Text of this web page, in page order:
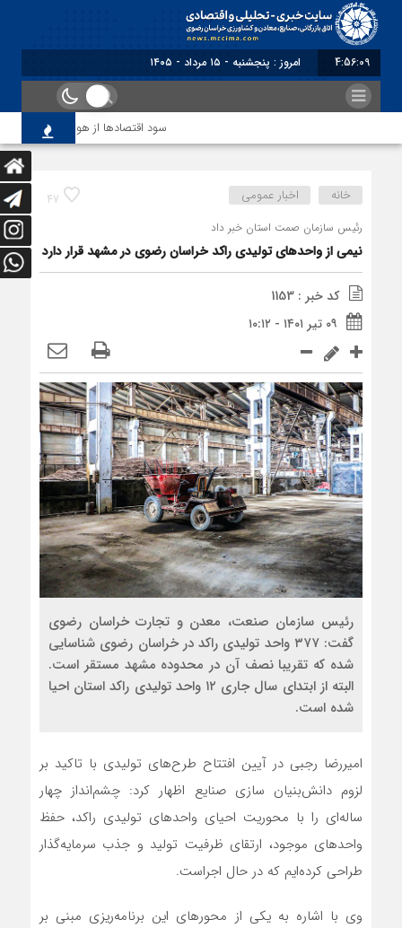
4:56:10 برابر با : Thurs
سود اقتصاد‌ها از هوش مصنوعی
47 خانه اخبار عمومی
رئیس سازمان صمت استان خبر داد
نیمی از واحدهای تولیدی راکد خراسان رضوی در مشهد قرار دارد
کد خبر : 1153
۰۹ تیر ۱۴۰۱ - ۱۰:۱۲
رئیس سازمان صنعت، معدن و تجارت خراسان رضوی
گفت: ۳۷۷ واحد تولیدی راکد در خراسان رضوی شناسایی
شده که تقریبا نصف آن‌ در محدوده مشهد مستقر است.
البته از ابتدای سال جاری ۱۲ واحد تولیدی راکد استان احیا
شده است.
امیررضا رجبی در آیین افتتاح طرح‌های تولیدی با تاکید بر
لزوم دانش‌بنیان‌ سازی صنایع اظهار کرد: چشم‌انداز چهار
ساله‌ای را با محوریت احیای واحدهای تولیدی راکد، حفظ
واحدهای موجود، ارتقای ظرفیت تولید و جذب سرمایه‌گذار
طراحی کرده‌ایم که در حال اجراست.
وی با اشاره به یکی از محورهای این برنامه‌ریزی مبنی بر